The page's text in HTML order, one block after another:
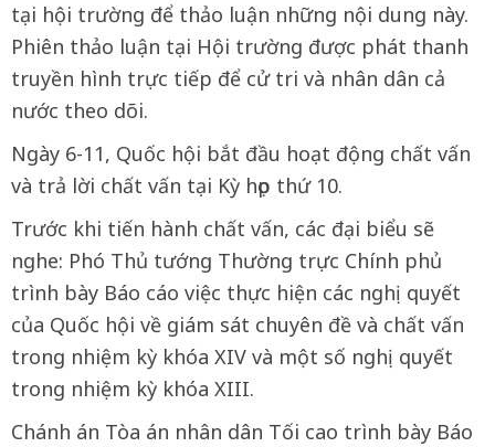
tại hội trường để thảo luận những nội dung này.
Phiên thảo luận tại Hội trường được phát thanh
truyền hình trực tiếp để cử tri và nhân dân cả
nước theo dõi.
Ngày 6-11, Quốc hội bắt đầu hoạt động chất vấn
và trả lời chất vấn tại Kỳ họp thứ 10.
Trước khi tiến hành chất vấn, các đại biểu sẽ
nghe: Phó Thủ tướng Thường trực Chính phủ
trình bày Báo cáo việc thực hiện các nghị quyết
của Quốc hội về giám sát chuyên đề và chất vấn
trong nhiệm kỳ khóa XIV và một số nghị quyết
trong nhiệm kỳ khóa XIII.
Chánh án Tòa án nhân dân Tối cao trình bày Báo